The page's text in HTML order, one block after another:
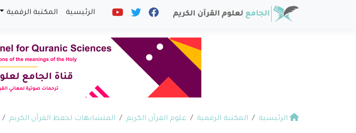
الرئيسية المكتبة الرقمية
الرئيسية المكتبة الرقمية علوم القرآن الكريم المتشابهات لحفظ القرآن الكريم